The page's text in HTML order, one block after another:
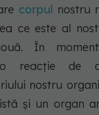
corpul nostru
ce este al
În
o reacție de
nostru
și un organ